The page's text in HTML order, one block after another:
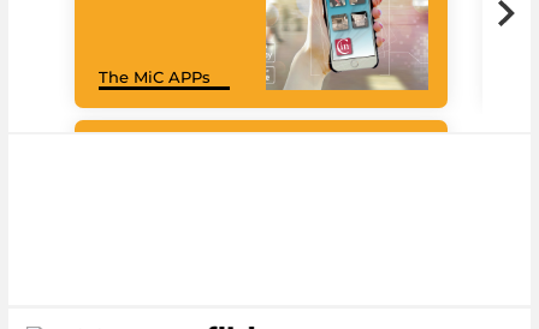
The MiC APPs